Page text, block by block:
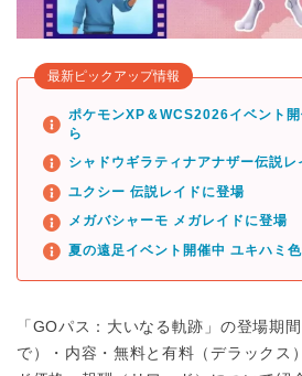
最新ピックアップ情報
ポケモンXP＆WCS2026イベント
ら
シャドウギラティナアナザー伝説
ユクシー 伝説レイドに登場
メガバシャーモ メガレイドに登場
夏の遠足イベント開催中 ユキハミ
「GOパス：大いなる軌跡」の登場期
で）・内容・無料と有料（デラックス